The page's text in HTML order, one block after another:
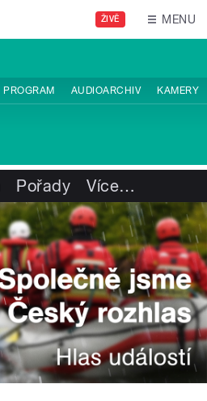
ŽIVĚ MENU
PROGRAM AUDIOARCHIV KAMERY
Pořady Více…